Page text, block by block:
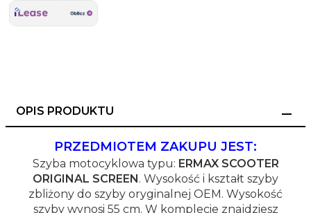
OPIS PRODUKTU
PRZEDMIOTEM ZAKUPU JEST:
Szyba motocyklowa typu: ERMAX SCOOTER
ORIGINAL SCREEN . Wysokość i kształt szyby
zbliżony do szyby oryginalnej OEM. Wysokość
szyby wynosi 55 cm. W komplecie znajdziesz